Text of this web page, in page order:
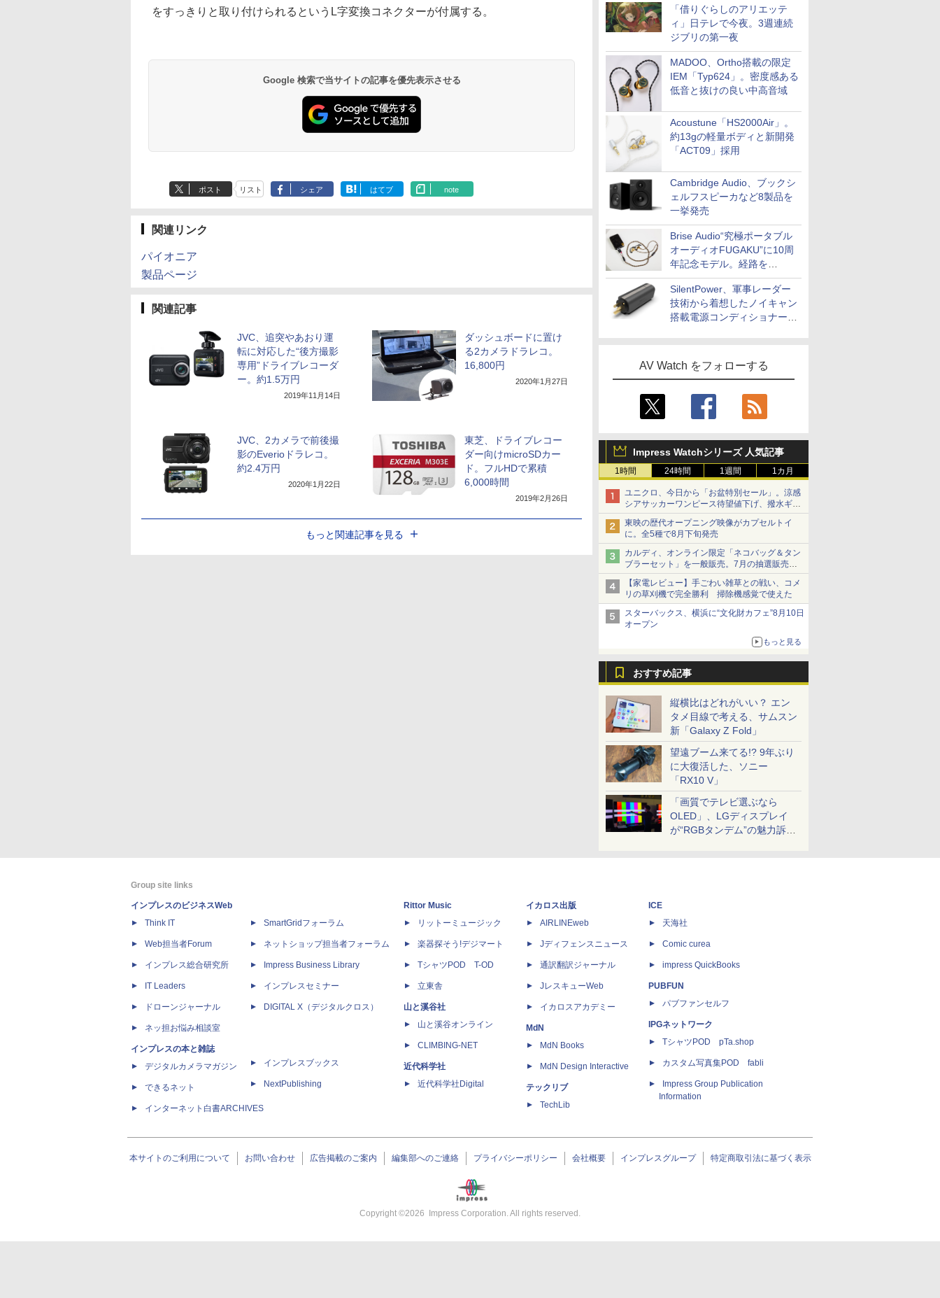
「借りぐらしのアリエッテ
ィ」日テレで今夜。3週連続
ジブリの第一夜
MADOO、Ortho搭載の限定
IEM「Typ624」。密度感ある
低音と抜けの良い中高音域
Acoustune「HS2000Air」。
約13gの軽量ボディと新開発
「ACT09」採用
Cambridge Audio、ブックシ
ェルフスピーカなど8製品を
一挙発売
Brise Audio“究極ポータブル
オーディオFUGAKU”に10周
年記念モデル。経路を
NISHIKIで統一。400万円
SilentPower、軍事レーダー
技術から着想したノイキャン
搭載電源コンディショナー
AV Watch をフォローする
Impress Watchシリーズ 人気記事
1時間 24時間 1週間 1カ月
ユニクロ、今日から「お盆特別セール」。涼感
シアサッカーワンピース待望値下げ、撥水ギア
ショーツは1990円に
東映の歴代オープニング映像がカプセルトイ
に。全5種で8月下旬発売
カルディ、オンライン限定「ネコバッグ＆タン
ブラーセット」を一般販売。7月の抽選販売の
当選無効分
【家電レビュー】手ごわい雑草との戦い、コメ
リの草刈機で完全勝利 掃除機感覚で使えた
スターバックス、横浜に“文化財カフェ”8月10日
オープン
もっと見る
おすすめ記事
縦横比はどれがいい？ エン
タメ目線で考える、サムスン
新「Galaxy Z Fold」
望遠ブーム来てる!? 9年ぶり
に大復活した、ソニー
「RX10 V」
「画質でテレビ選ぶなら
OLED」、LGディスプレイ
が“RGBタンデム”の魅力訴
をすっきりと取り付けられるというL字変換コネクターが付属する。
Google 検索で当サイトの記事を優先表示させる
ポスト リスト シェア はてブ note
関連リンク
パイオニア
製品ページ
関連記事
JVC、追突やあおり運
転に対応した“後方撮影
専用”ドライブレコーダ
ー。約1.5万円
2019年11月14日
ダッシュボードに置け
る2カメラドラレコ。
16,800円
2020年1月27日
JVC、2カメラで前後撮
影のEverioドラレコ。
約2.4万円
2020年1月22日
東芝、ドライブレコー
ダー向けmicroSDカー
ド。フルHDで累積
6,000時間
2019年2月26日
もっと関連記事を見る
Group site links
インプレスのビジネスWeb
Think IT
Web担当者Forum
インプレス総合研究所
IT Leaders
ドローンジャーナル
ネッ担お悩み相談室
インプレスの本と雑誌
デジタルカメラマガジン
できるネット
インターネット白書ARCHIVES
SmartGridフォーラム
ネットショップ担当者フォーラム
Impress Business Library
インプレスセミナー
DIGITAL X（デジタルクロス）
インプレスブックス
NextPublishing
Rittor Music
リットーミュージック
楽器探そう!デジマート
TシャツPOD T-OD
立東舎
山と溪谷社
山と溪谷オンライン
CLIMBING-NET
近代科学社
近代科学社Digital
イカロス出版
AIRLINEweb
Jディフェンスニュース
通訳翻訳ジャーナル
JレスキューWeb
イカロスアカデミー
MdN
MdN Books
MdN Design Interactive
テックリブ
TechLib
ICE
天海社
Comic curea
impress QuickBooks
PUBFUN
パブファンセルフ
IPGネットワーク
TシャツPOD pTa.shop
カスタム写真集POD fabli
Impress Group Publication
Information
本サイトのご利用について お問い合わせ 広告掲載のご案内 編集部へのご連絡 プライバシーポリシー 会社概要 インプレスグループ 特定商取引法に基づく表示
Copyright ©2026 Impress Corporation. All rights reserved.